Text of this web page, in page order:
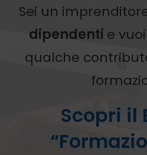
Sei un
dipendenti e
qualche
Scopri il